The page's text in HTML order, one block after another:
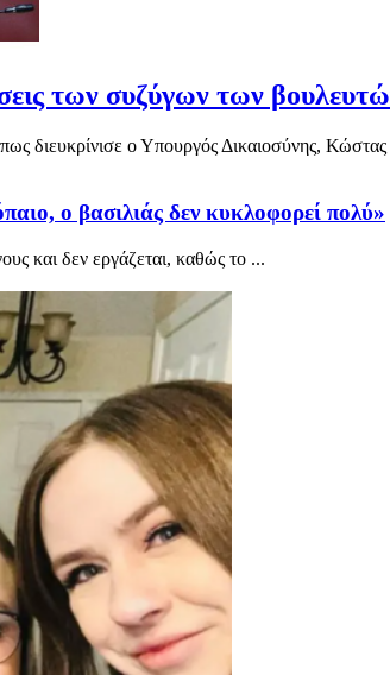
των συζύγων των
διευκρίνισε ο Υπουργός Δικαιοσύνης,
ο βασιλιάς δεν κυκλοφορεί πολύ»
και δεν εργάζεται, καθώς το ...